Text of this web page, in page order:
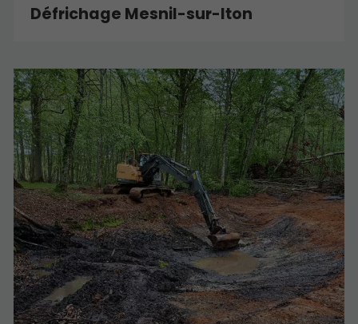
Défrichage Mesnil-sur-Iton